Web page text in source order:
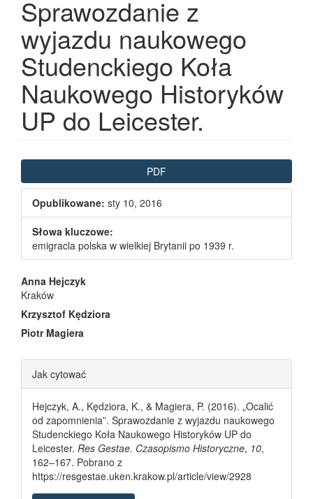
Sprawozdanie z
wyjazdu naukowego
Studenckiego Koła
Naukowego Historyków
UP do Leicester.
Article Sidebar
PDF
Opublikowane: sty 10, 2016
Słowa kluczowe:
emigracla polska w wielkiej Brytanii po 1939 r.
Main Article Content
Anna Hejczyk
Kraków
Krzysztof Kędziora
Piotr Magiera
Article Details
Jak cytować
Hejczyk, A., Kędziora, K., & Magiera, P. (2016). „Ocalić
od zapomnienia”. Sprawozdanie z wyjazdu naukowego
Studenckiego Koła Naukowego Historyków UP do
Leicester. Res Gestae. Czasopismo Historyczne, 10,
162–167. Pobrano z
https://resgestae.uken.krakow.pl/article/view/2928